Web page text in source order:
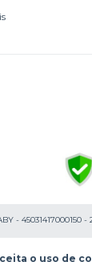
o uso de
- 45031417000150 -